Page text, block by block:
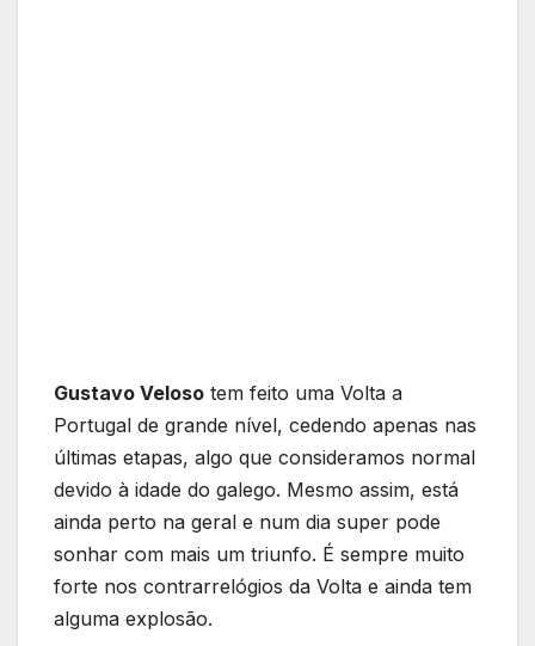
Gustavo Veloso tem feito uma Volta a
Portugal de grande nível, cedendo apenas nas
últimas etapas, algo que consideramos normal
devido à idade do galego. Mesmo assim, está
ainda perto na geral e num dia super pode
sonhar com mais um triunfo. É sempre muito
forte nos contrarrelógios da Volta e ainda tem
alguma explosão.